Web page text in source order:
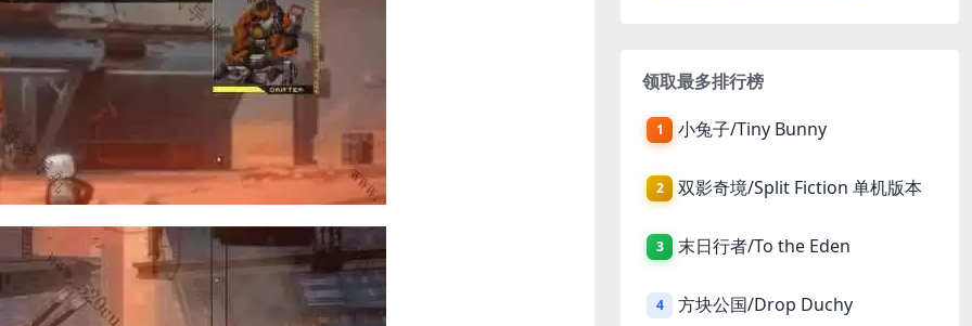
领取最多排行榜
1 小兔子/Tiny Bunny
2 双影奇境/Split Fiction 单机版本
3 末日行者/To the Eden
4 方块公国/Drop Duchy